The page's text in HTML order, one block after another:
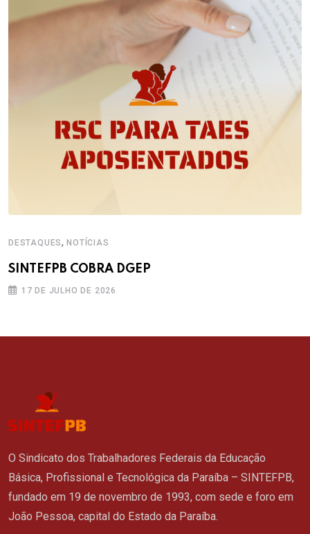
DESTAQUES,NOTÍCIAS
SINTEFPB COBRA DGEP
17 DE JULHO DE 2026
O Sindicato dos Trabalhadores Federais da Educação
Básica, Profissional e Tecnológica da Paraíba – SINTEFPB,
fundado em 19 de novembro de 1993, com sede e foro em
João Pessoa, capital do Estado da Paraíba.